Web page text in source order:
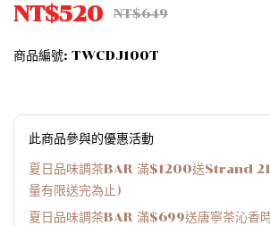
NT$520 NT$649
商品編號: TWCDJ100T
此商品參與的優惠活動
夏日品味調茶BAR 滿$1200送Strand
量有限送完為止)
夏日品味調茶BAR 滿$699送唐寧茶沁香